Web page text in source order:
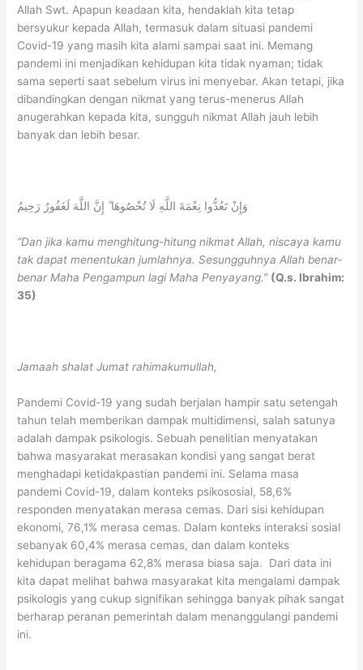
Allah Swt. Apapun keadaan kita, hendaklah kita tetap
bersyukur kepada Allah, termasuk dalam situasi pandemi
Covid-19 yang masih kita alami sampai saat ini. Memang
pandemi ini menjadikan kehidupan kita tidak nyaman; tidak
sama seperti saat sebelum virus ini menyebar. Akan tetapi, jika
dibandingkan dengan nikmat yang terus-menerus Allah
anugerahkan kepada kita, sungguh nikmat Allah jauh lebih
banyak dan lebih besar.
وَإِنْ تَعُدُّوا نِعْمَةَ اللَّهِ لَا تُحْصُوهَا ۗ إِنَّ اللَّهَ لَغَفُورٌ رَحِيمٌ
“Dan jika kamu menghitung-hitung nikmat Allah, niscaya kamu
tak dapat menentukan jumlahnya. Sesungguhnya Allah benar-
benar Maha Pengampun lagi Maha Penyayang.” (Q.s. Ibrahim:
35)
Jamaah shalat Jumat rahimakumullah,
Pandemi Covid-19 yang sudah berjalan hampir satu setengah
tahun telah memberikan dampak multidimensi, salah satunya
adalah dampak psikologis. Sebuah penelitian menyatakan
bahwa masyarakat merasakan kondisi yang sangat berat
menghadapi ketidakpastian pandemi ini. Selama masa
pandemi Covid-19, dalam konteks psikososial, 58,6%
responden menyatakan merasa cemas. Dari sisi kehidupan
ekonomi, 76,1% merasa cemas. Dalam konteks interaksi sosial
sebanyak 60,4% merasa cemas, dan dalam konteks
kehidupan beragama 62,8% merasa biasa saja. Dari data ini
kita dapat melihat bahwa masyarakat kita mengalami dampak
psikologis yang cukup signifikan sehingga banyak pihak sangat
berharap peranan pemerintah dalam menanggulangi pandemi
ini.